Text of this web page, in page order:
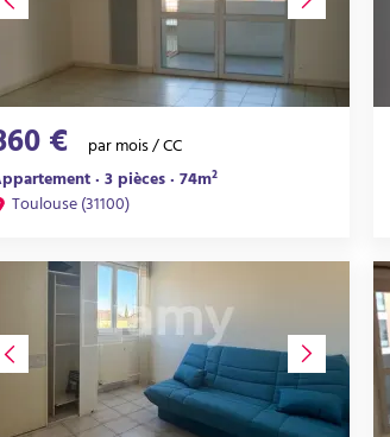
€
par mois / CC
· 3 pièces · 74m²
Toulouse (31100)